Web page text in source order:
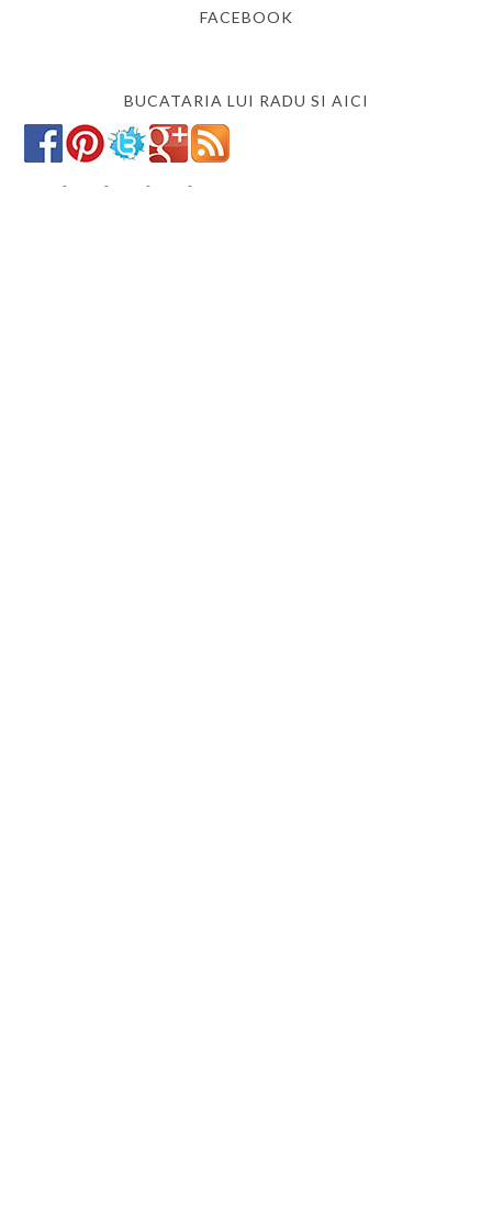
FACEBOOK
BUCATARIA LUI RADU SI AICI